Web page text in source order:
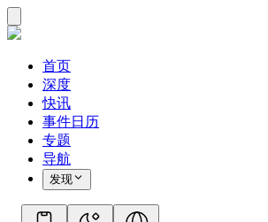
首页
深度
快讯
事件日历
专题
导航
发现